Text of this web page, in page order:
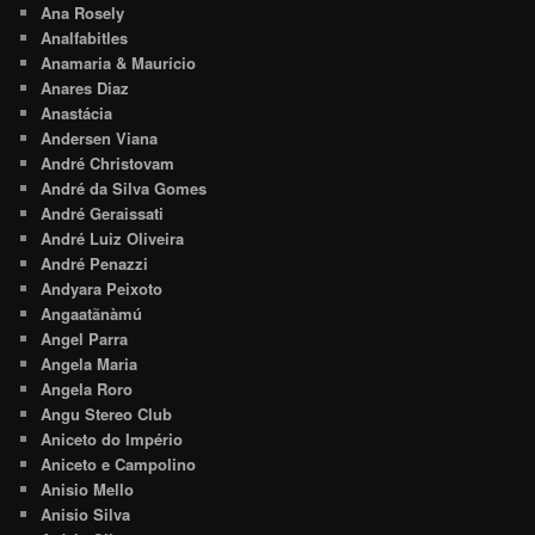
Ana Rosely
Analfabitles
Anamaria & Maurício
Anares Diaz
Anastácia
Andersen Viana
André Christovam
André da Silva Gomes
André Geraissati
André Luiz Oliveira
André Penazzi
Andyara Peixoto
Angaatãnàmú
Angel Parra
Angela Maria
Angela Roro
Angu Stereo Club
Aniceto do Império
Aniceto e Campolino
Anisio Mello
Anisio Silva